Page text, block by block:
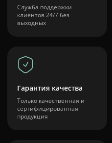
Служба поддержки
клиентов 24/7 без
выходных
Гарантия качества
Только качественная и
сертифицированная
продукция